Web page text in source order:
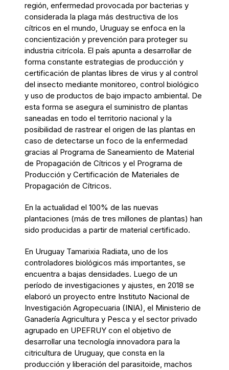
región, enfermedad provocada por bacterias y
considerada la plaga más destructiva de los
cítricos en el mundo, Uruguay se enfoca en la
concientización y prevención para proteger su
industria citrícola. El país apunta a desarrollar de
forma constante estrategias de producción y
certificación de plantas libres de virus y al control
del insecto mediante monitoreo, control biológico
y uso de productos de bajo impacto ambiental. De
esta forma se asegura el suministro de plantas
saneadas en todo el territorio nacional y la
posibilidad de rastrear el origen de las plantas en
caso de detectarse un foco de la enfermedad
gracias al Programa de Saneamiento de Material
de Propagación de Cítricos y el Programa de
Producción y Certificación de Materiales de
Propagación de Cítricos.
En la actualidad el 100% de las nuevas
plantaciones (más de tres millones de plantas) han
sido producidas a partir de material certificado.
En Uruguay Tamarixia Radiata, uno de los
controladores biológicos más importantes, se
encuentra a bajas densidades. Luego de un
período de investigaciones y ajustes, en 2018 se
elaboró un proyecto entre Instituto Nacional de
Investigación Agropecuaria (INIA), el Ministerio de
Ganadería Agricultura y Pesca y el sector privado
agrupado en UPEFRUY con el objetivo de
desarrollar una tecnología innovadora para la
citricultura de Uruguay, que consta en la
producción y liberación del parasitoide, machos